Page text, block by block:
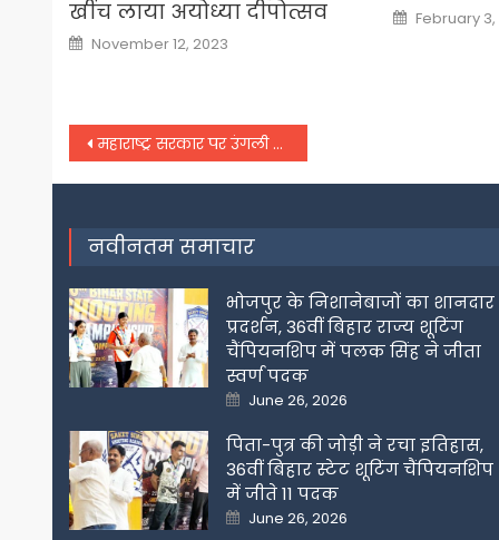
खींच लाया अयोध्या दीपोत्सव
Posted
on
November 12, 2023
Posted
on
February
Post
navigation
महाराष्ट्र सरकार पर उंगली उठाने वालों को दी जाती है Z+ सिक्योरिटी : संजय राउत
नवीनतम समाचार
भोजपुर के निशानेबाजों का शानदार
प्रदर्शन, 36वीं बिहार राज्य शूटिंग
चैंपियनशिप में पलक सिंह ने जीता
स्वर्ण पदक
Posted
on
June 26, 2026
पिता-पुत्र की जोड़ी ने रचा इतिहास,
36वीं बिहार स्टेट शूटिंग चैंपियनशिप
में जीते 11 पदक
Posted
on
June 26, 2026